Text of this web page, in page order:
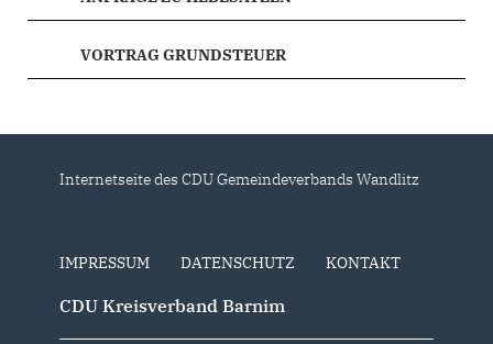
VORTRAG GRUNDSTEUER
Internetseite des CDU Gemeindeverbands Wandlitz
IMPRESSUM DATENSCHUTZ KONTAKT
CDU Kreisverband Barnim